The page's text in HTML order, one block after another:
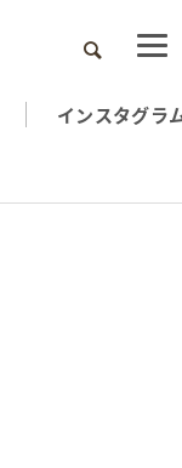
検索
インスタグラ